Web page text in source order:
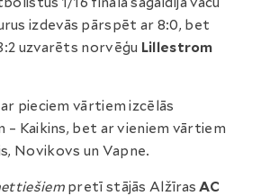
izdevās pārspēt ar 8:0, bet
uzvarēts norvēģu Lillestrom
pieciem vārtiem izcēlās
– Kaikins, bet ar vieniem vārtiem
Novikovs un Vapne.
pretī stājās AlžīrasAC